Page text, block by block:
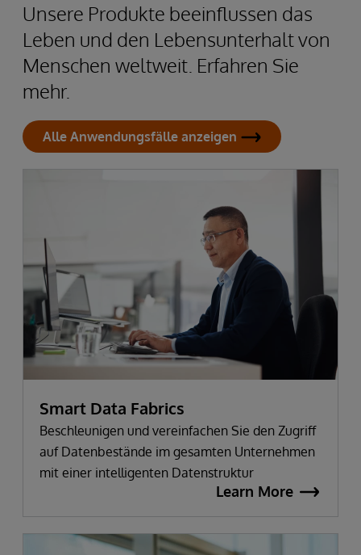
Unsere Produkte beeinflussen das
Leben und den Lebensunterhalt von
Menschen weltweit. Erfahren Sie
mehr.
Alle Anwendungsfälle anzeigen
Smart Data Fabrics
Beschleunigen und vereinfachen Sie den Zugriff
auf Datenbestände im gesamten Unternehmen
mit einer intelligenten Datenstruktur
Learn More